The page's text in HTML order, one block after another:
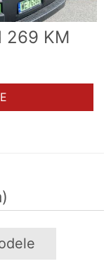
269 KM